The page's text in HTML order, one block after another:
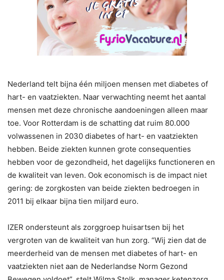
Nederland telt bijna één miljoen mensen met diabetes of
hart- en vaatziekten. Naar verwachting neemt het aantal
mensen met deze chronische aandoeningen alleen maar
toe. Voor Rotterdam is de schatting dat ruim 80.000
volwassenen in 2030 diabetes of hart- en vaatziekten
hebben. Beide ziekten kunnen grote consequenties
hebben voor de gezondheid, het dagelijks functioneren en
de kwaliteit van leven. Ook economisch is de impact niet
gering: de zorgkosten van beide ziekten bedroegen in
2011 bij elkaar bijna tien miljard euro.
IZER ondersteunt als zorggroep huisartsen bij het
vergroten van de kwaliteit van hun zorg. “Wij zien dat de
meerderheid van de mensen met diabetes of hart- en
vaatziekten niet aan de Nederlandse Norm Gezond